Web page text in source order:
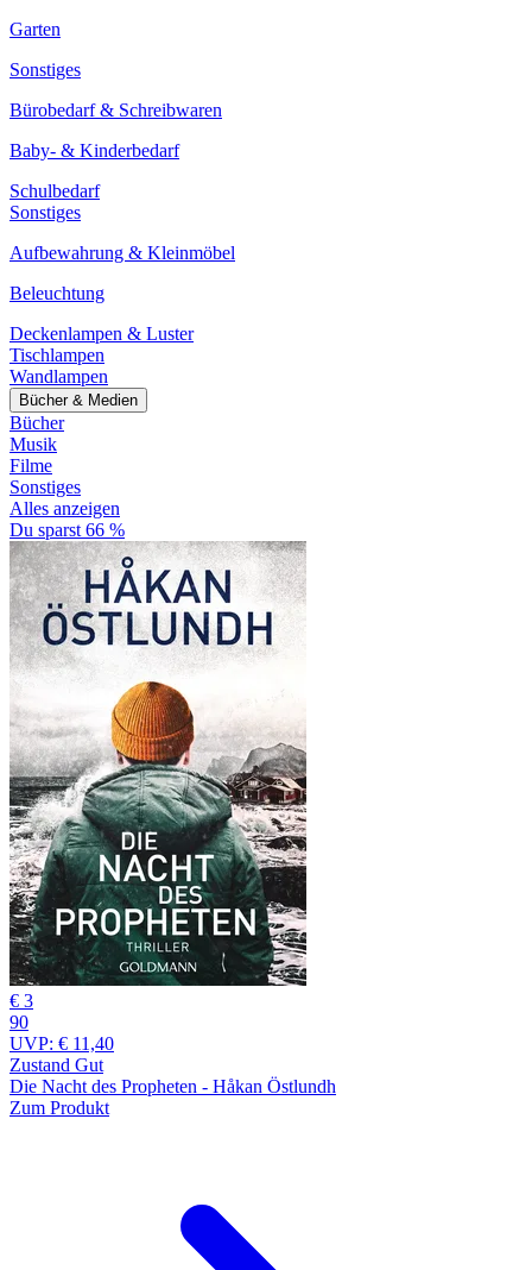
Garten
Sonstiges
Bürobedarf & Schreibwaren
Baby- & Kinderbedarf
Schulbedarf
Sonstiges
Aufbewahrung & Kleinmöbel
Beleuchtung
Deckenlampen & Luster
Tischlampen
Wandlampen
Bücher & Medien
Bücher
Musik
Filme
Sonstiges
Alles anzeigen
Du sparst 66 %
€ 3
90
UVP: € 11,40
Zustand Gut
Die Nacht des Propheten - Håkan Östlundh
Zum Produkt